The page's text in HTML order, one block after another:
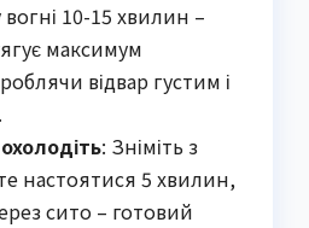
10-15 хвилин –
максимум
відвар густим і
: Зніміть з
настоятися 5 хвилин,
сито – готовий